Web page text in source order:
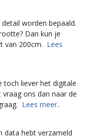
worden bepaald.
Dan kun je
van 200cm. Lees
liever het digitale
ons dan naar de
Lees meer..
data hebt verzameld